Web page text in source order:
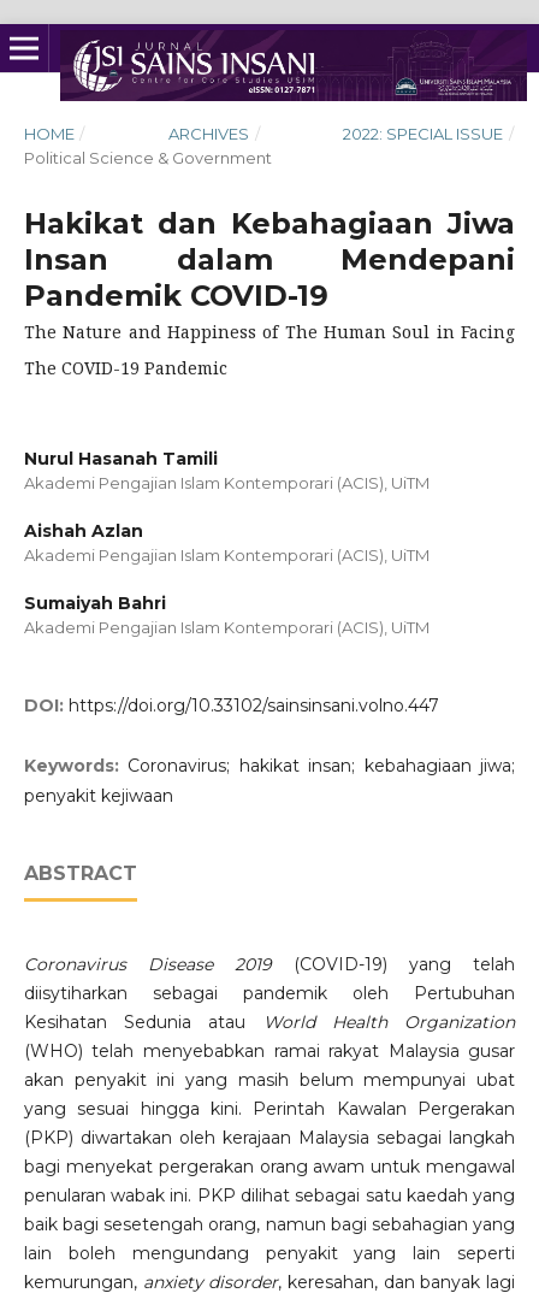
HOME / ARCHIVES / 2022: SPECIAL ISSUE /
Political Science & Government
Hakikat dan Kebahagiaan Jiwa
Insan dalam Mendepani
Pandemik COVID-19
The Nature and Happiness of The Human Soul in Facing
The COVID-19 Pandemic
Nurul Hasanah Tamili
Akademi Pengajian Islam Kontemporari (ACIS), UiTM
Aishah Azlan
Akademi Pengajian Islam Kontemporari (ACIS), UiTM
Sumaiyah Bahri
Akademi Pengajian Islam Kontemporari (ACIS), UiTM
DOI: https://doi.org/10.33102/sainsinsani.volno.447
Keywords: Coronavirus; hakikat insan; kebahagiaan jiwa;
penyakit kejiwaan
ABSTRACT
Coronavirus Disease 2019(COVID-19) yang telah
diisytiharkan sebagai pandemik oleh Pertubuhan
Kesihatan Sedunia atau
World Health Organization
(WHO) telah menyebabkan ramai rakyat Malaysia gusar
akan penyakit ini yang masih belum mempunyai ubat
yang sesuai hingga kini. Perintah Kawalan Pergerakan
(PKP) diwartakan oleh kerajaan Malaysia sebagai langkah
bagi menyekat pergerakan orang awam untuk mengawal
penularan wabak ini. PKP dilihat sebagai satu kaedah yang
baik bagi sesetengah orang, namun bagi sebahagian yang
lain boleh mengundang penyakit yang lain seperti
kemurungan, anxiety disorder, keresahan, dan banyak lagi